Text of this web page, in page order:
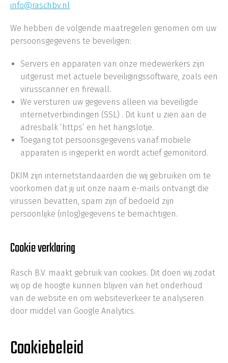
info@raschbv.nl
We hebben de volgende maatregelen genomen om uw
persoonsgegevens te beveiligen:
Servers en apparaten van onze medewerkers zijn
uitgerust met actuele beveiligingssoftware, zoals een
virusscanner en firewall.
We versturen uw gegevens alleen via beveiligde
internetverbindingen (SSL) . Dit kunt u zien aan de
adresbalk ‘https’ en het hangslotje.
Toegang tot persoonsgegevens vanaf mobiele
apparaten is ingeperkt en wordt actief gemonitord.
DKIM zijn internetstandaarden die wij gebruiken om te
voorkomen dat jij uit onze naam e-mails ontvangt die
virussen bevatten, spam zijn of bedoeld zijn
persoonlijke (inlog)gegevens te bemachtigen.
Cookie verklaring
Rasch B.V. maakt gebruik van cookies. Dit doen wij zodat
wij op de hoogte kunnen blijven van het onderhoud
van de website en om websiteverkeer te analyseren
door middel van Google Analytics.
Cookiebeleid